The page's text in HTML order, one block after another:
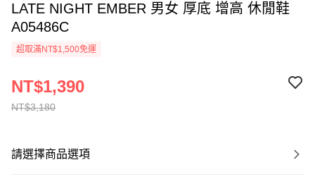
LATE NIGHT EMBER 男女 厚底 增高 休閒鞋
A05486C
超取滿NT$1,500免運
NT$3,180
NT$1,390
請選擇商品選項